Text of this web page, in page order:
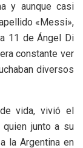
y aunque casi
«Messi»,
11 de Ángel Di
constante ver
diversos
vida, vivió el
junto a su
la Argentina en